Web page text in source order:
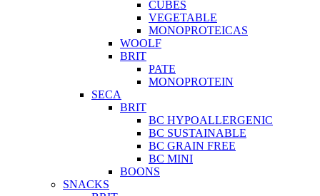
CUBES
VEGETABLE
MONOPROTEICAS
WOOLF
BRIT
PATE
MONOPROTEIN
SECA
BRIT
BC HYPOALLERGENIC
BC SUSTAINABLE
BC GRAIN FREE
BC MINI
BOONS
SNACKS